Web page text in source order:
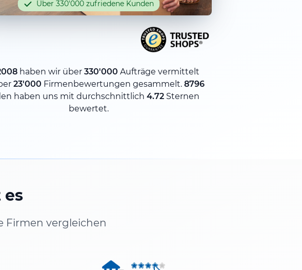
Über 330'000 zufriedene Kunden
haben wir über 330'000 Aufträge vermittelt
23'000 Firmenbewertungen gesammelt. 8796
haben uns mit durchschnittlich 4.72Sternen
bewertet.
es
Firmen vergleichen